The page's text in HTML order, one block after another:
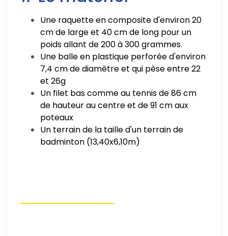
Une raquette en composite d'environ 20
cm de large et 40 cm de long pour un
poids allant de 200 à 300 grammes.
Une balle en plastique perforée d'environ
7,4 cm de diamètre et qui pèse entre 22
et 26g
Un filet bas comme au tennis de 86 cm
de hauteur au centre et de 91 cm aux
poteaux
Un terrain de la taille d'un terrain de
badminton (13,40x6,10m)